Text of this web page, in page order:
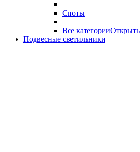
Споты
Все категорииОткрыть
Подвесные светильники